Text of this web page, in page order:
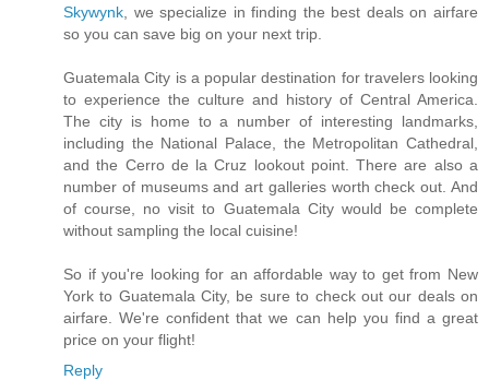
Skywynk , we specialize in finding the best deals on airfare
so you can save big on your next trip.
Guatemala City is a popular destination for travelers looking
to experience the culture and history of Central America.
The city is home to a number of interesting landmarks,
including the National Palace, the Metropolitan Cathedral,
and the Cerro de la Cruz lookout point. There are also a
number of museums and art galleries worth check out. And
of course, no visit to Guatemala City would be complete
without sampling the local cuisine!
So if you're looking for an affordable way to get from New
York to Guatemala City, be sure to check out our deals on
airfare. We're confident that we can help you find a great
price on your flight!
Reply